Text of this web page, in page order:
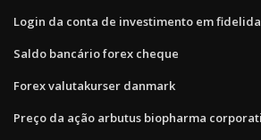
Login da conta de investimento em
Saldo bancário forex cheque
Forex valutakurser danmark
Preço da ação arbutus biopharma